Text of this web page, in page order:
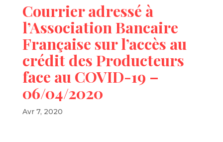
Courrier adressé à
l’Association Bancaire
Française sur l’accès au
crédit des Producteurs
face au COVID-19 –
06/04/2020
Avr 7, 2020